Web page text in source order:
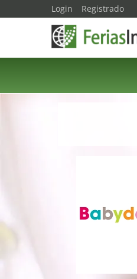
Login Registrado